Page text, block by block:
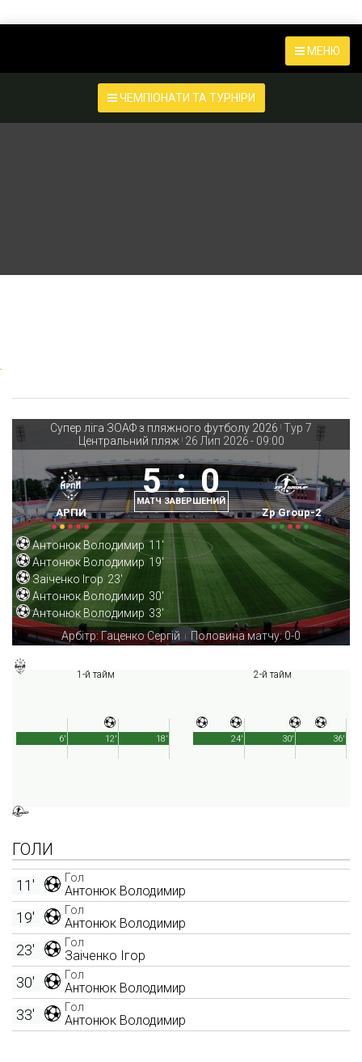
МЕНЮ
ЧЕМПІОНАТИ ТА ТУРНІРИ
Супер ліга ЗОАФ з пляжного футболу 2026 | Тур 7
Центральний пляж | 26 Лип 2026- 09:00
АРПИ
5 : 0
МАТЧ ЗАВЕРШЕНИЙ
Zp Group-2
Антонюк Володимир 11'
Антонюк Володимир 19'
Заіченко Ігор 23'
Антонюк Володимир 30'
Антонюк Володимир 33'
Арбітр: Гаценко Сергій
| Половина матчу: 0-0
1-й тайм
18'
6' 12'
2-й тайм
36'
24' 30'
ГОЛИ
Гол
Антонюк Володимир
11'
Гол
Антонюк Володимир
19'
Гол
Заіченко Ігор
23'
Гол
Антонюк Володимир
30'
Гол
Антонюк Володимир
33'